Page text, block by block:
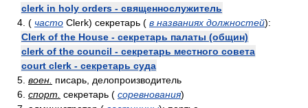
clerk in holy orders - священнослужитель
4. ( часто Clerk) секретарь ( в названиях должностей):
Clerk of the House - секретарь палаты (общин)
clerk of the council - секретарь местного совета
court clerk - секретарь суда
5. воен. писарь, делопроизводитель
6. спорт. секретарь ( соревнования)